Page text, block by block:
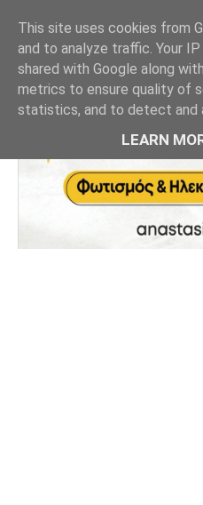
This site uses cookies from
and to analyze traffic. Your
shared with Google along
metrics to ensure quality of
statistics, and to detect and
LEARN